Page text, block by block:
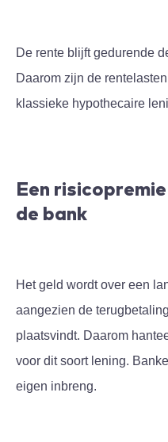
De rente blijft gedurende
Daarom zijn de
klassieke hypothecaire
Een
de bank
Het geld wordt over een
aangezien de
plaatsvindt. Daarom
voor dit soort lening.
eigen inbreng.